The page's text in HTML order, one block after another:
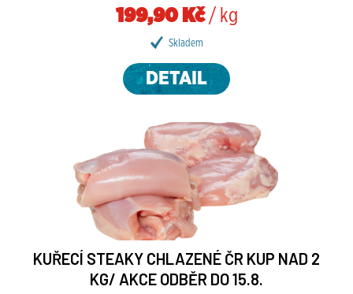
199,90 Kč/ kg
Skladem
DETAIL
KUŘECÍ STEAKY CHLAZENÉ ČR KUP NAD 2
KG/ AKCE ODBĚR DO 15.8.